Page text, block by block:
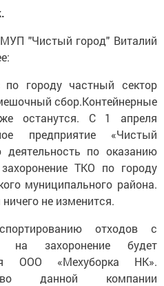
"Чистый город" Виталий
городу частный сектор
сбор.Контейнерные
останутся. С 1 апреля
предприятие «Чистый
по оказанию
ТКО по городу
муниципального района.
не изменится.
отходов с
на захоронение будет
ООО «Мехуборка НК».
данной компании